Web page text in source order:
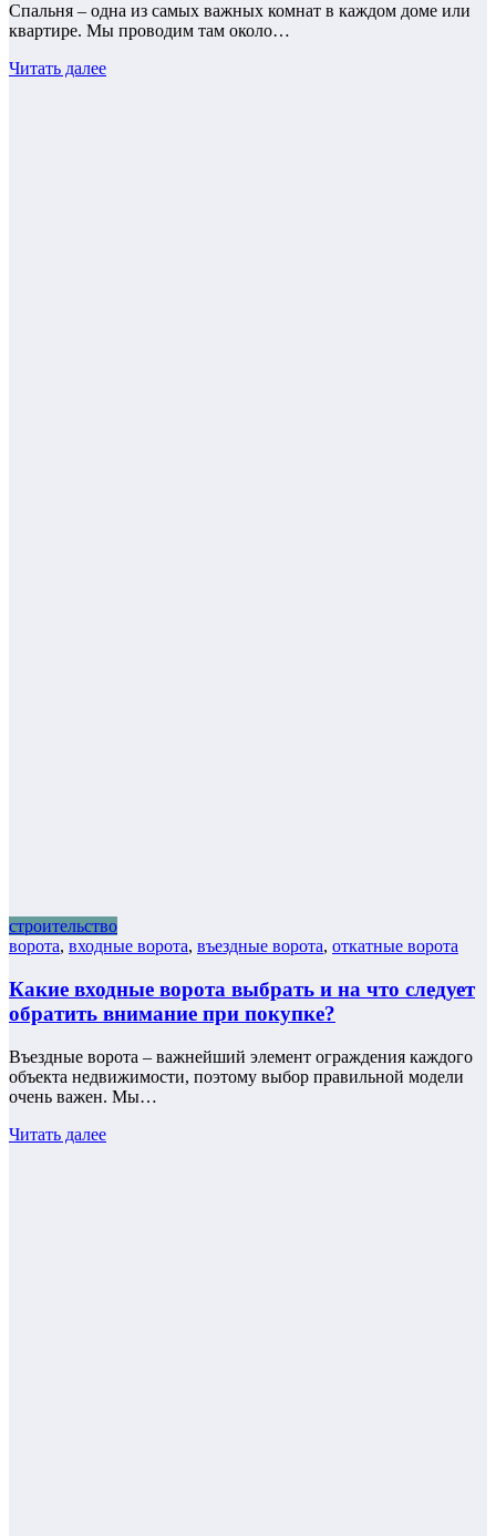
Спальня – одна из самых важных комнат в каждом доме или
квартире. Мы проводим там около…
Читать далее
строительство
ворота, входные ворота, въездные ворота, откатные ворота
Какие входные ворота выбрать и на что следует
обратить внимание при покупке?
Въездные ворота – важнейший элемент ограждения каждого
объекта недвижимости, поэтому выбор правильной модели
очень важен. Мы…
Читать далее